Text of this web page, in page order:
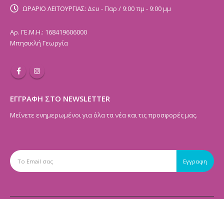
ΩΡΑΡΙΟ ΛΕΙΤΟΥΡΓΙΑΣ: Δευ - Παρ / 9:00 πμ - 9:00 μμ
Αρ. ΓΕ.Μ.Η.: 168419606000
Μπησικλή Γεωργία
ΕΓΓΡΑΦΗ ΣΤΟ NEWSLETTER
Μείνετε ενημερωμένοι για όλα τα νέα και τις προσφορές μας.